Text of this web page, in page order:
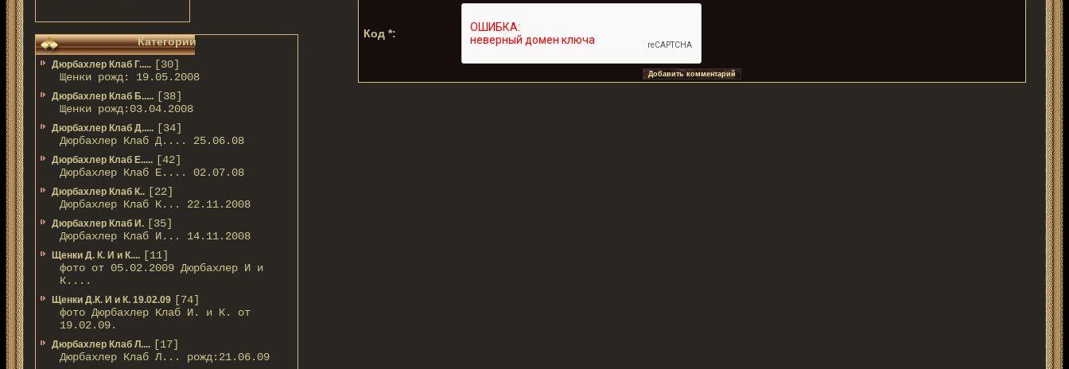
Категории
Дюрбахлер Клаб Г..... [30]
Щенки рожд: 19.05.2008
Дюрбахлер Клаб Б..... [38]
Щенки рожд:03.04.2008
Дюрбахлер Клаб Д..... [34]
Дюрбахлер Клаб Д.... 25.06.08
Дюрбахлер Клаб Е..... [42]
Дюрбахлер Клаб Е.... 02.07.08
Дюрбахлер Клаб К.. [22]
Дюрбахлер Клаб К... 22.11.2008
Дюрбахлер Клаб И. [35]
Дюрбахлер Клаб И... 14.11.2008
Щенки Д. К. И и К.... [11]
фото от 05.02.2009 Дюрбахлер И и
К....
Щенки Д.К. И и К. 19.02.09 [74]
фото Дюрбахлер Клаб И. и К. от
19.02.09.
Дюрбахлер Клаб Л.... [17]
Дюрбахлер Клаб Л... рожд:21.06.09
Код *: